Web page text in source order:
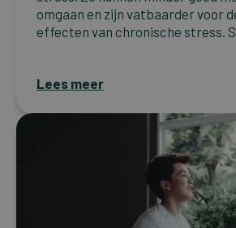
omgaan en zijn vatbaarder voor
effecten van chronische stress.
Lees meer